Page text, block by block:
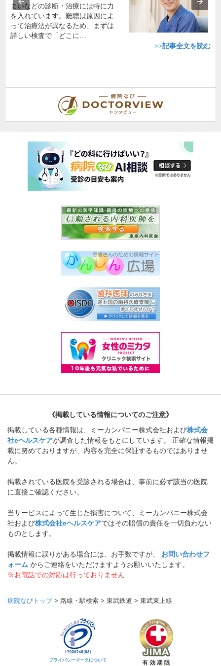
まいなどの診断・治療には特に力
を入れています。難聴は原因によ
って治療法が異なるため、まずは
詳しい検査で「どこに…
>>記事全文を読む
《掲載している情報についてのご注意》
掲載している各種情報は、ミーカンパニー株式会社および株式会
社eヘルスケアが調査した情報をもとにしています。 正確な情報掲
載に努めておりますが、内容を完全に保証するものではありませ
ん。
掲載されている医院を受診される場合は、事前に必ず該当の医院
に直接ご確認ください。
当サービスによって生じた損害について、ミーカンパニー株式会
社および株式会社eヘルスケアではその賠償の責任を一切負わない
ものとします。
掲載情報に誤りがある場合には、お手数ですが、 お問い合わせフ
ォーム からご連絡をいただけますようお願いいたします。
※お電話での対応は行っておりません
病院なびトップ> 路線・駅検索 > 東武鉄道 > 東武東上線
プライバシーマークについて